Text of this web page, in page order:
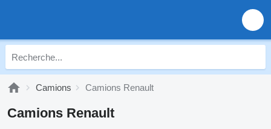
Camions Camions Renault
Camions Renault